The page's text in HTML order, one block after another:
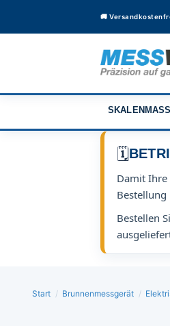
🚚
🗓️
Damit Ihre
Bestellung
Bestellen
Start / Brunnenmessgerät /